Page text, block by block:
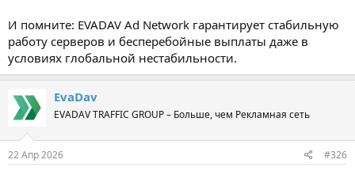
И помните: EVADAV Ad Network гарантирует стабильную
работу серверов и бесперебойные выплаты даже в
условиях глобальной нестабильности.
EvaDav
EVADAV TRAFFIC GROUP – Больше, чем Рекламная сеть
22 Апр 2026 #326